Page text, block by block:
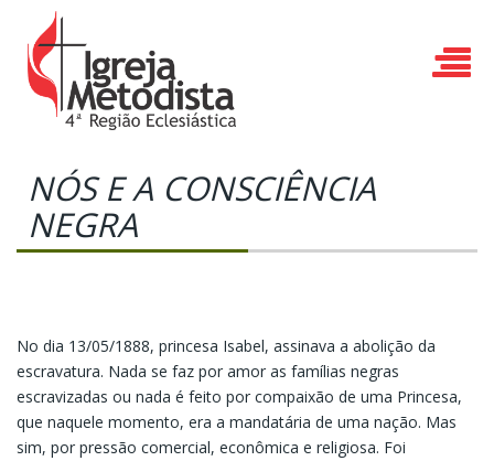
NÓS E A CONSCIÊNCIA
NEGRA
No dia 13/05/1888, princesa Isabel, assinava a abolição da
escravatura. Nada se faz por amor as famílias negras
escravizadas ou nada é feito por compaixão de uma Princesa,
que naquele momento, era a mandatária de uma nação. Mas
sim, por pressão comercial, econômica e religiosa. Foi